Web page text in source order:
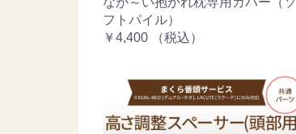
フトパイル）
￥4,400
（税込）